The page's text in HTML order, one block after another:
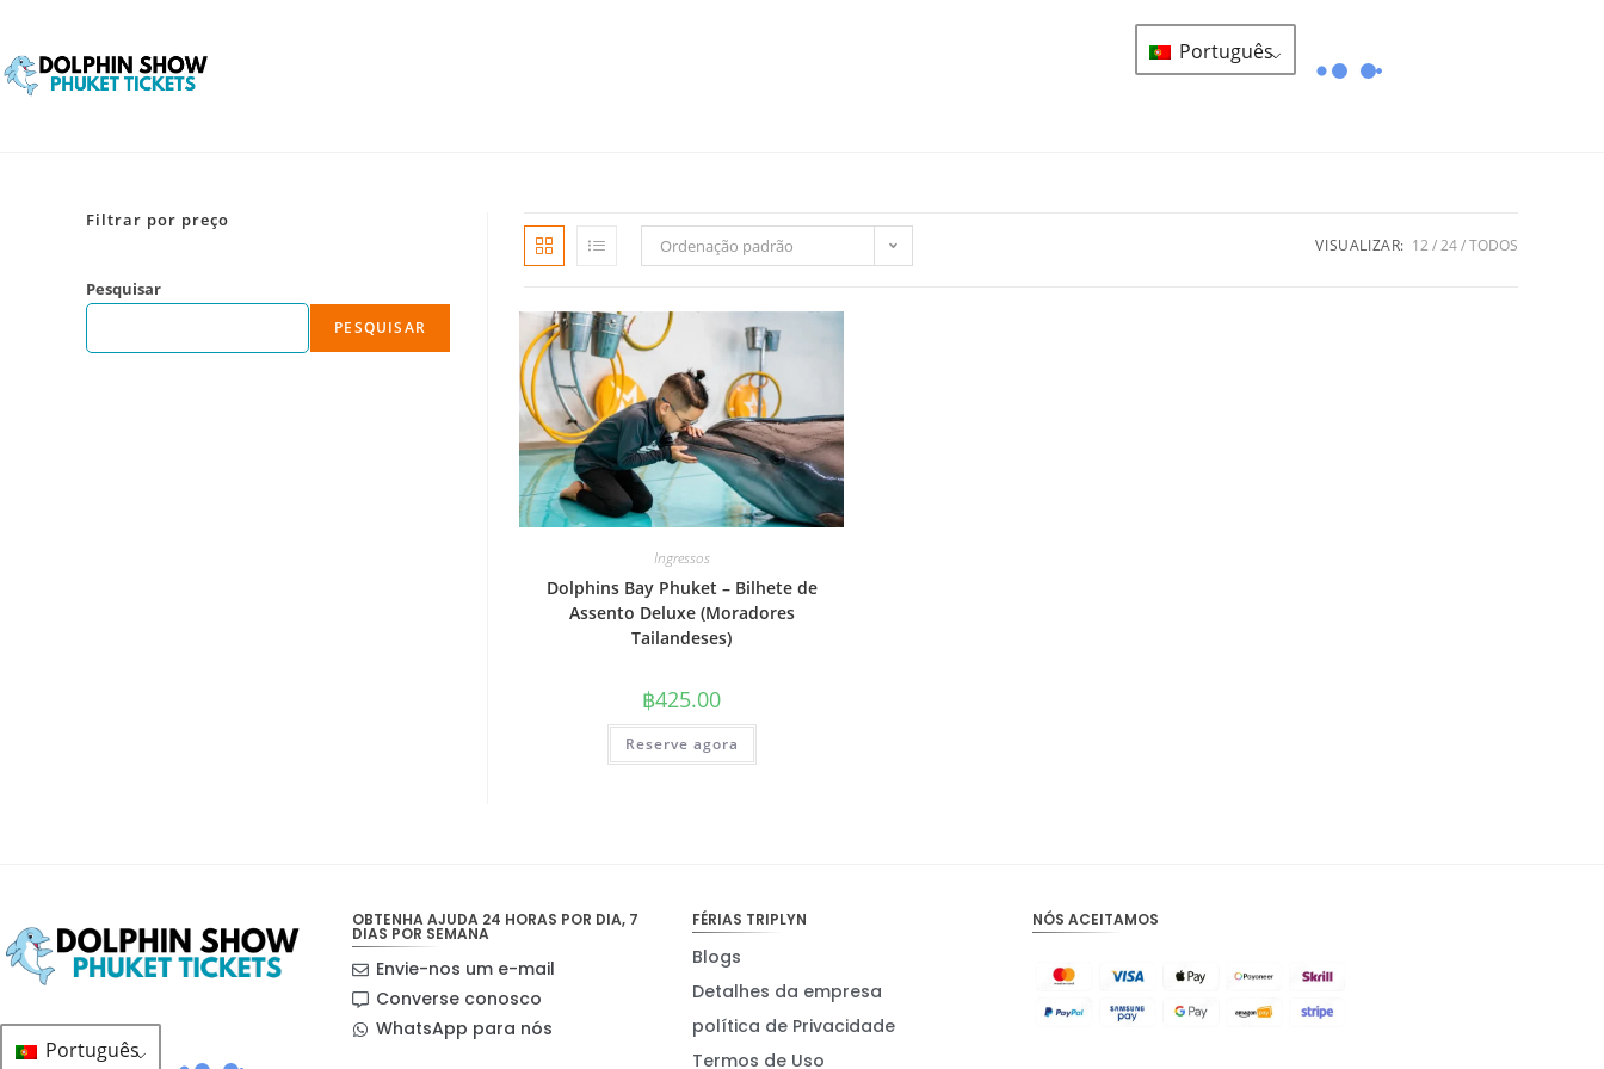
Português
Ordenação padrão VISUALIZAR: 12 24 TODOS
Ingressos
Dolphins Bay Phuket – Bilhete de
Assento Deluxe (Moradores
Tailandeses)
฿425.00
Reserve agora
Filtrar por preço
Pesquisar
PESQUISAR
Português
OBTENHA AJUDA 24 HORAS POR DIA, 7
DIAS POR SEMANA
Envie-nos um e-mail
Converse conosco
WhatsApp para nós
FÉRIAS TRIPLYN
Blogs
Detalhes da empresa
política de Privacidade
Termos de Uso
NÓS ACEITAMOS